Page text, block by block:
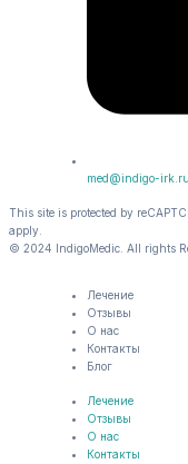
med@indigo-irk.ru
This site is protected by
apply.
© 2024 IndigoMedic. All rights
Лечение
Отзывы
О нас
Контакты
Блог
Лечение
Отзывы
О нас
Контакты